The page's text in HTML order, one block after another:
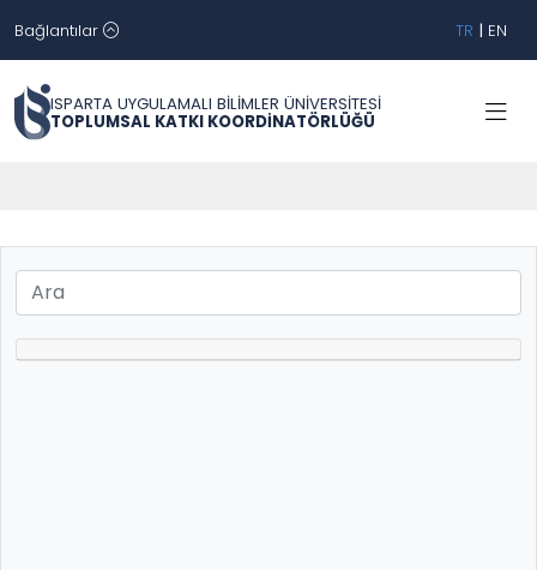
Bağlantılar TR | EN
ISPARTA UYGULAMALI BİLİMLER ÜNİVERSİTESİ
TOPLUMSAL KATKI KOORDİNATÖRLÜĞÜ